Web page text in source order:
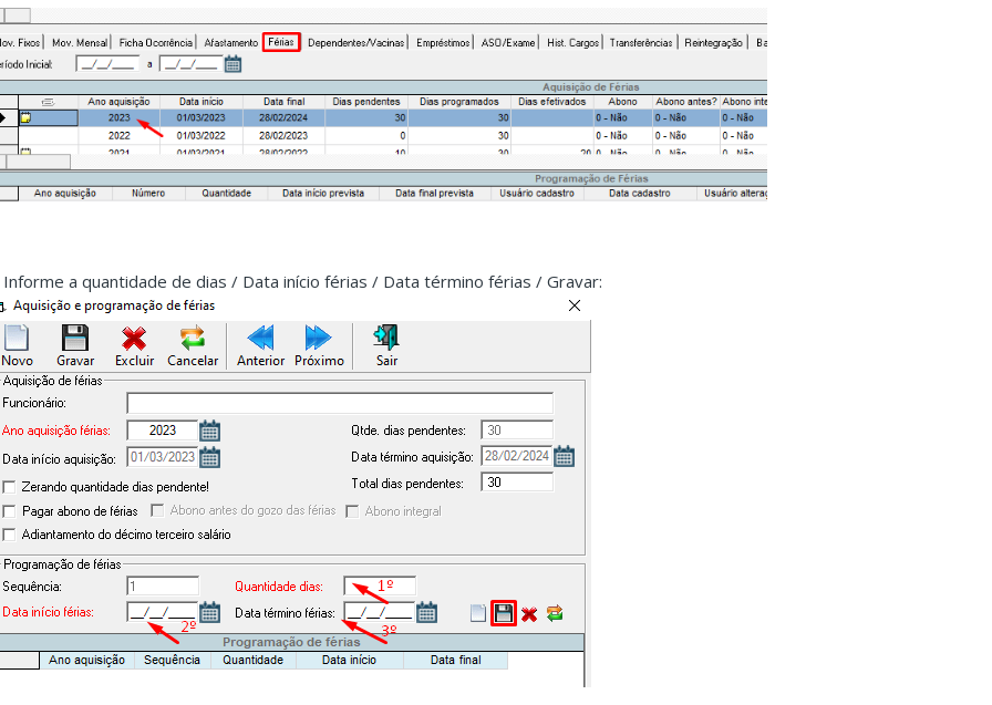
Informe a quantidade de dias / Data início férias / Data término férias / Gravar: